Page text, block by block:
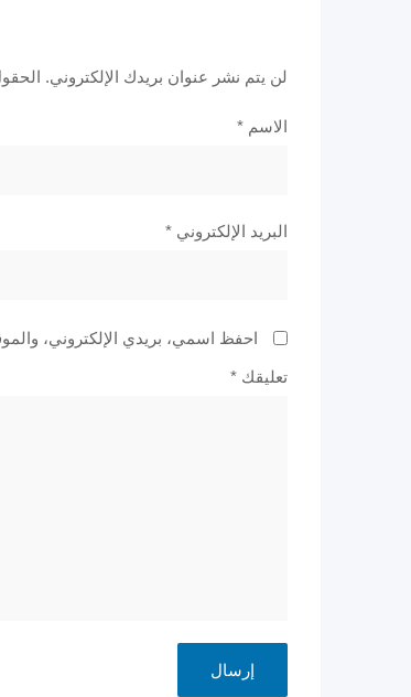
لن يتم نشر عنوان بريدك الإلكتروني.
الاسم *
البريد الإلكتروني *
احفظ اسمي، بريدي الإلكتروني،
تعليقك *